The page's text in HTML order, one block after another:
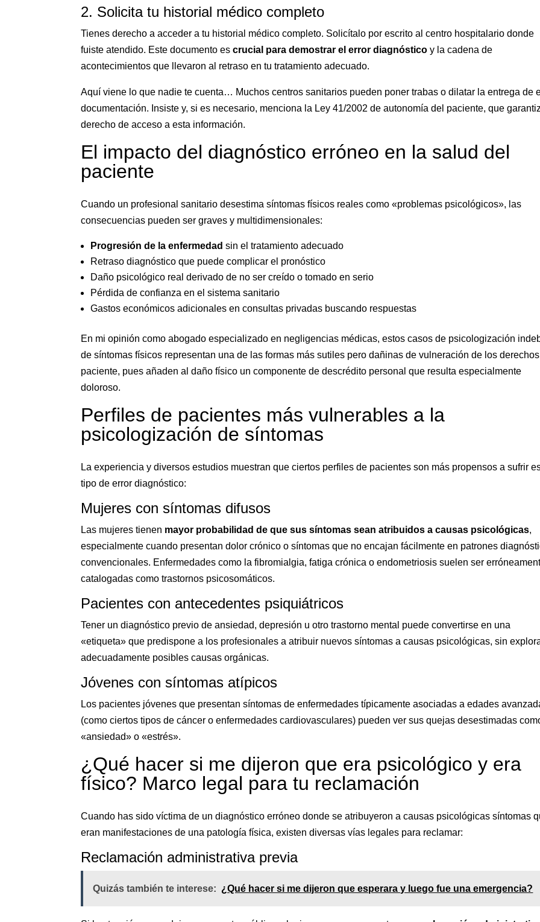
2. Solicita tu historial médico completo
Tienes derecho a acceder a tu historial médico completo. Solicítalo por escrito al centro hospitalario donde
fuiste atendido. Este documento escrucial para demostrar el error diagnóstico y la cadena de
acontecimientos que llevaron al retraso en tu tratamiento adecuado.
Aquí viene lo que nadie te cuenta… Muchos centros sanitarios pueden poner trabas o dilatar la entrega de
documentación. Insiste y, si es necesario, menciona la Ley 41/2002 de autonomía del paciente, que
derecho de acceso a esta información.
El impacto del diagnóstico erróneo en la salud del
paciente
Cuando un profesional sanitario desestima síntomas físicos reales como «problemas psicológicos», las
consecuencias pueden ser graves y multidimensionales:
Progresión de la enfermedad sin el tratamiento adecuado
Retraso diagnóstico que puede complicar el pronóstico
Daño psicológico real derivado de no ser creído o tomado en serio
Pérdida de confianza en el sistema sanitario
Gastos económicos adicionales en consultas privadas buscando respuestas
En mi opinión como abogado especializado en negligencias médicas, estos casos de psicologización
de síntomas físicos representan una de las formas más sutiles pero dañinas de vulneración de los derechos
paciente, pues añaden al daño físico un componente de descrédito personal que resulta especialmente
doloroso.
Perfiles de pacientes más vulnerables a la
psicologización de síntomas
La experiencia y diversos estudios muestran que ciertos perfiles de pacientes son más propensos a sufrir
tipo de error diagnóstico:
Mujeres con síntomas difusos
Las mujeres tienen mayor probabilidad de que sus síntomas sean atribuidos a causas psicológicas,
especialmente cuando presentan dolor crónico o síntomas que no encajan fácilmente en patrones
convencionales. Enfermedades como la fibromialgia, fatiga crónica o endometriosis suelen ser
catalogadas como trastornos psicosomáticos.
Pacientes con antecedentes psiquiátricos
Tener un diagnóstico previo de ansiedad, depresión u otro trastorno mental puede convertirse en una
«etiqueta» que predispone a los profesionales a atribuir nuevos síntomas a causas psicológicas, sin
adecuadamente posibles causas orgánicas.
Jóvenes con síntomas atípicos
Los pacientes jóvenes que presentan síntomas de enfermedades típicamente asociadas a edades
(como ciertos tipos de cáncer o enfermedades cardiovasculares) pueden ver sus quejas desestimadas
«ansiedad» o «estrés».
¿Qué hacer si me dijeron que era psicológico y era
físico? Marco legal para tu reclamación
Cuando has sido víctima de un diagnóstico erróneo donde se atribuyeron a causas psicológicas síntomas
eran manifestaciones de una patología física, existen diversas vías legales para reclamar:
Reclamación administrativa previa
Quizás también te interese: ¿Qué hacer si me dijeron que esperara y luego fue una emergencia?